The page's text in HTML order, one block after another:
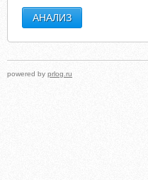
powered by prlog.ru